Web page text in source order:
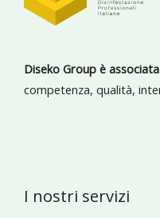
Diseko Group è
competenza, qualità,
I nostri servizi